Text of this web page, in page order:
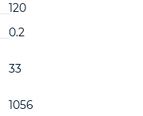
120
0.2
33
1056